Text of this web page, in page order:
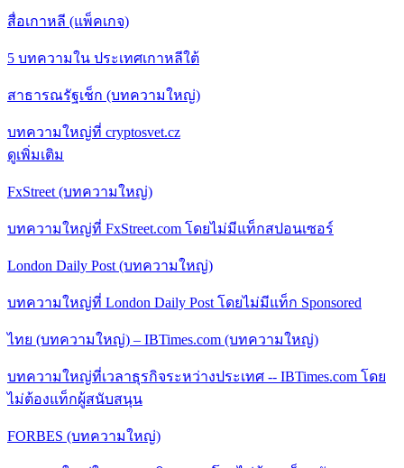
สื่อเกาหลี (แพ็คเกจ)
5 บทความใน ประเทศเกาหลีใต้
สาธารณรัฐเช็ก (บทความใหญ่)
บทความใหญ่ที่ cryptosvet.cz
ดูเพิ่มเติม
FxStreet (บทความใหญ่)
บทความใหญ่ที่ FxStreet.com โดยไม่มีแท็กสปอนเซอร์
London Daily Post (บทความใหญ่)
บทความใหญ่ที่ London Daily Post โดยไม่มีแท็ก Sponsored
ไทย (บทความใหญ่) – IBTimes.com (บทความใหญ่)
บทความใหญ่ที่เวลาธุรกิจระหว่างประเทศ -- IBTimes.com โดย
ไม่ต้องแท็กผู้สนับสนุน
FORBES (บทความใหญ่)